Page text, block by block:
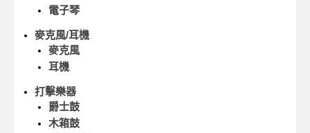
電子琴
麥克風/耳機
麥克風
耳機
打擊樂器
爵士鼓
木箱鼓